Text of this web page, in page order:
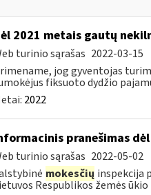
2021 metais gautų
turinio sąrašas 2022-03-15
jog gyventojas
fiksuoto dydžio
2022
pranešimas
turinio sąrašas 2022-05-02
mokesčių inspekcija
Respublikos žemės